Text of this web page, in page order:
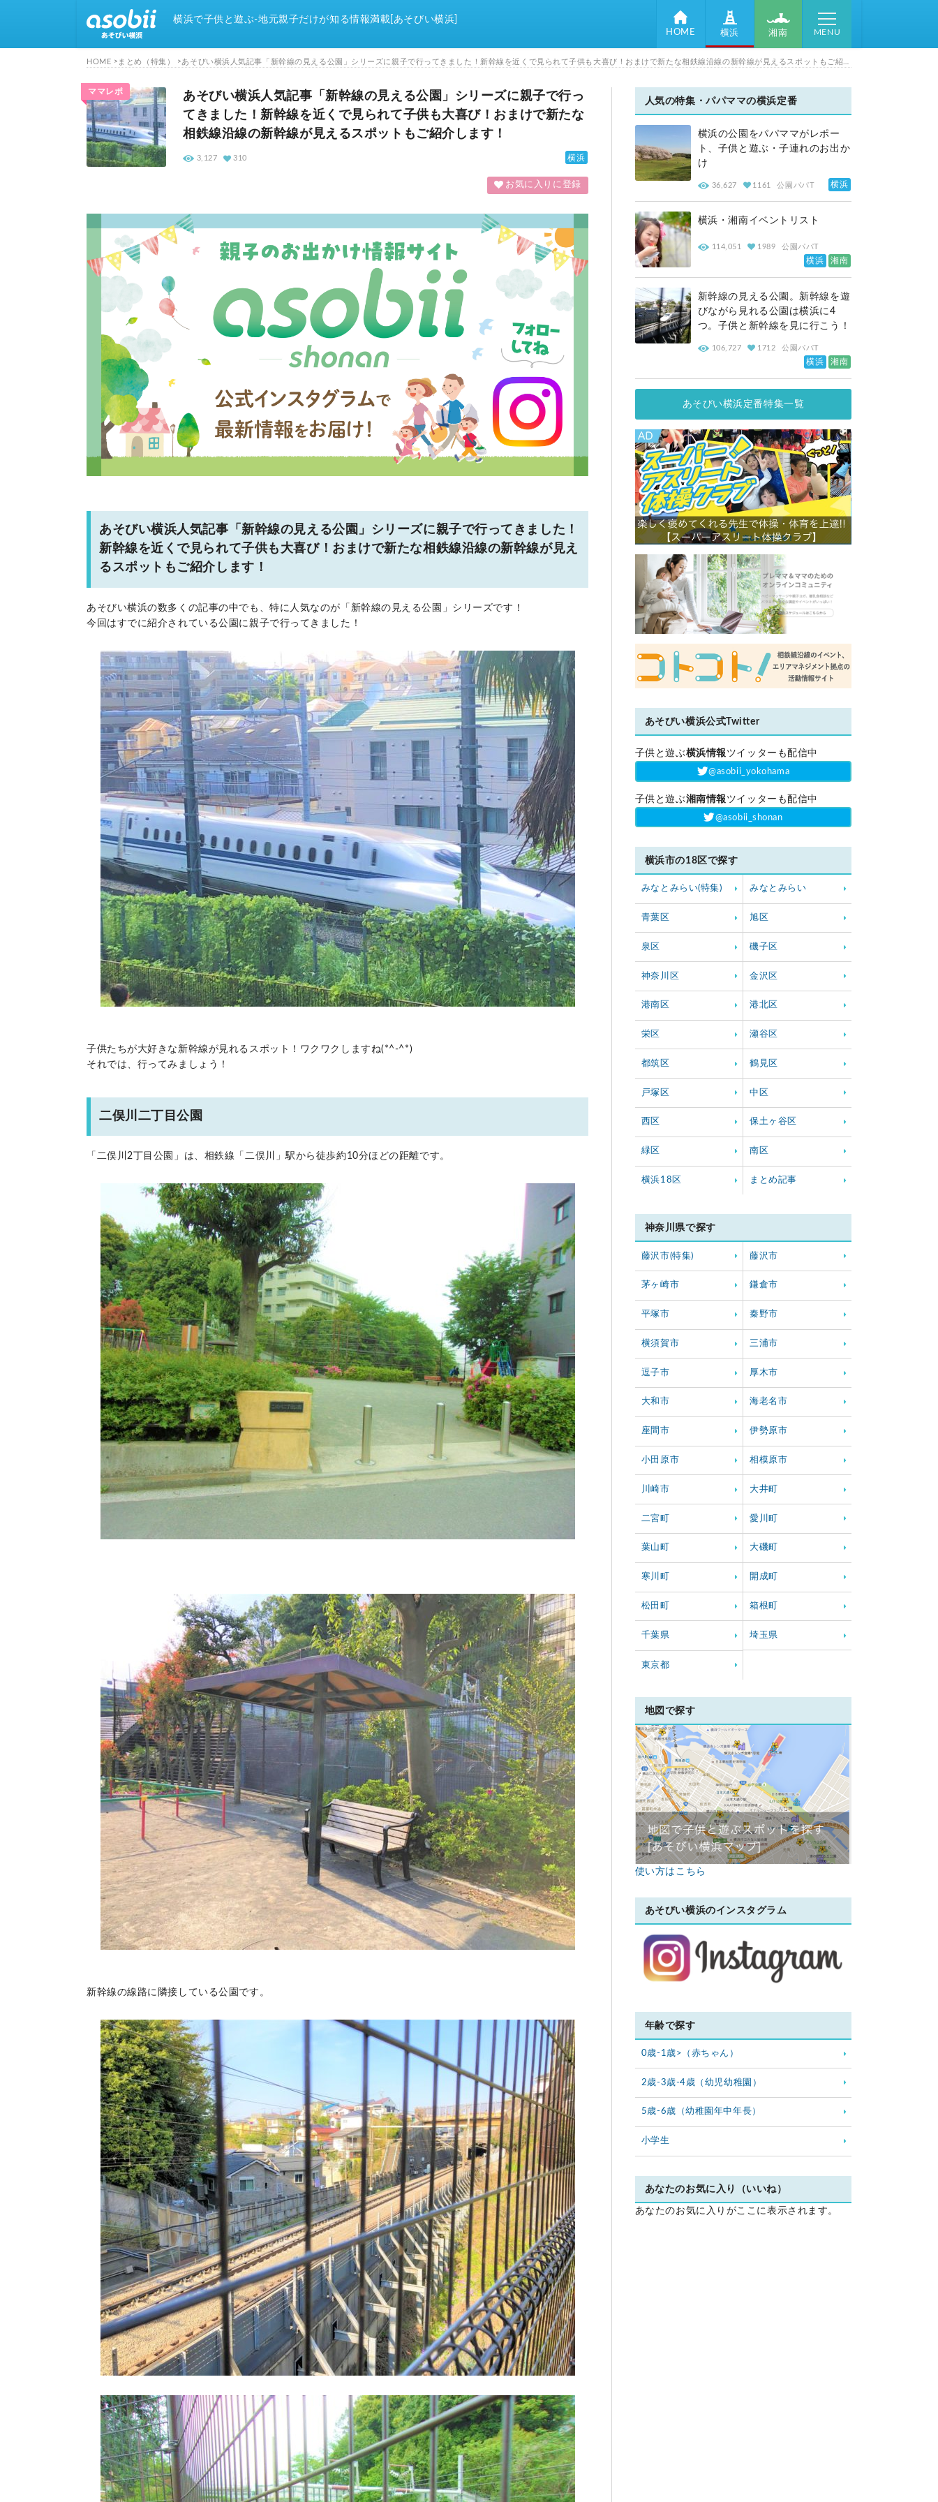
横浜で子供と遊ぶ-地元親子だけが知る情報満載[あそびい横浜]
HOME 横浜 湘南 MENU
HOME まとめ（特集）
ママレポ
あそびい横浜人気記事「新幹線の見える公園」シリーズに親子で行っ
てきました！新幹線を近くで見られて子供も大喜び！おまけで新たな
相鉄線沿線の新幹線が見えるスポットもご紹介します！
横浜
3,127 310
お気に入りに登録
あそびい横浜人気記事「新幹線の見える公園」シリーズに親子で行ってきました！
新幹線を近くで見られて子供も大喜び！おまけで新たな相鉄線沿線の新幹線が見え
るスポットもご紹介します！
あそびい横浜の数多くの記事の中でも、特に人気なのが「新幹線の見える公園」シリーズです！
今回はすでに紹介されている公園に親子で行ってきました！
子供たちが大好きな新幹線が見れるスポット！ワクワクしますね(*^-^*)
それでは、行ってみましょう！
二俣川二丁目公園
「二俣川2丁目公園」は、相鉄線「二俣川」駅から徒歩約10分ほどの距離です。
新幹線の線路に隣接している公園です。
人気の特集・パパママの横浜定番
横浜の公園をパパママがレポー
ト、子供と遊ぶ・子連れのお出か
け
36,627 1161 公園パパT 横浜
横浜・湘南イベントリスト
114,051 1989 公園パパT
横浜 湘南
新幹線の見える公園。新幹線を遊
びながら見れる公園は横浜に4
つ。子供と新幹線を見に行こう！
106,727 1712 公園パパT
横浜 湘南
あそびい横浜定番特集一覧
あそびい横浜公式Twitter
子供と遊ぶ横浜情報 ツイッターも配信中
‎@asobii_yokohama
子供と遊ぶ湘南情報 ツイッターも配信中
‎@asobii_shonan
横浜市の18区で探す
みなとみらい(特集) みなとみらい
青葉区 旭区
泉区 磯子区
神奈川区 金沢区
港南区 港北区
栄区 瀬谷区
都筑区 鶴見区
戸塚区 中区
西区 保土ヶ谷区
緑区 南区
横浜18区 まとめ記事
神奈川県で探す
藤沢市(特集) 藤沢市
茅ヶ崎市 鎌倉市
平塚市 秦野市
横須賀市 三浦市
逗子市 厚木市
大和市 海老名市
座間市 伊勢原市
小田原市 相模原市
川崎市 大井町
二宮町 愛川町
葉山町 大磯町
寒川町 開成町
松田町 箱根町
千葉県 埼玉県
東京都
地図で探す
使い方はこちら
あそびい横浜のインスタグラム
年齢で探す
0歳-1歳>（赤ちゃん）
2歳-3歳-4歳（幼児幼稚園）
5歳-6歳（幼稚園年中年長）
小学生
あなたのお気に入り（いいね）
あなたのお気に入りがここに表示されます。